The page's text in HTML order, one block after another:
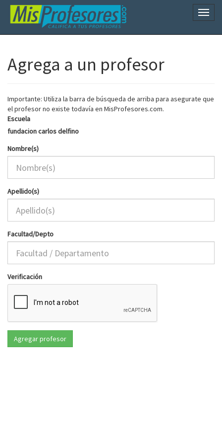
Agrega a un profesor
Importante: Utiliza la barra de búsqueda de arriba para asegurate que
el profesor no existe todavía en MisProfesores.com.
Escuela
fundacion carlos delfino
Nombre(s)
Apellido(s)
Facultad/Depto
Verificación